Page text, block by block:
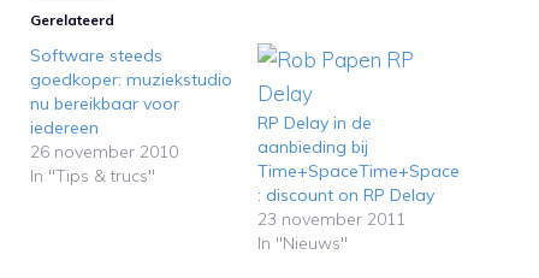
Gerelateerd
Software steeds
goedkoper: muziekstudio
nu bereikbaar voor
iedereen
26 november 2010
In "Tips & trucs"
RP Delay in de
aanbieding bij
Time+SpaceTime+Space
: discount on RP Delay
23 november 2011
In "Nieuws"